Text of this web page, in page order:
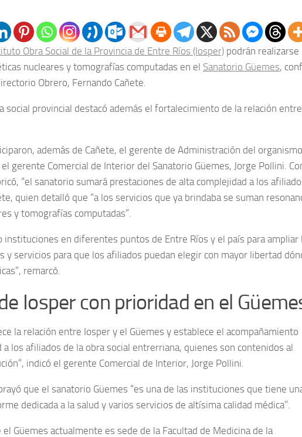
Obra Social de la Provincia de Entre Ríos (Iosper) podrán realizarse
nucleares y tomografías computadas en el Sanatorio Güemes,
Obrero, Fernando Cañete.
social provincial destacó además el fortalecimiento de la relación
además de Cañete, el gerente de Administración del
gerente Comercial de Interior del Sanatorio Güemes, Jorge Pollini.
“el sanatorio sumará prestaciones de alta complejidad a los
quien detalló que “a los servicios que ya brindaba se suman
y tomografías computadas”.
instituciones en diferentes puntos de Entre Ríos y el país para ampliar
y servicios para que los afiliados puedan elegir con mayor libertad
remarcó.
Iosper con prioridad en el
la relación entre Iosper y el Güemes y establece el acompañamiento
a los afiliados de la obra social entrerriana, quienes son contenidos al
indicó el gerente Comercial de Interior, Jorge Pollini.
que el sanatorio Güemes “es una de las instituciones que tiene
dedicada a la salud y varios servicios de altísima calidad médica”.
Güemes actualmente es sede de la Facultad de Medicina de la